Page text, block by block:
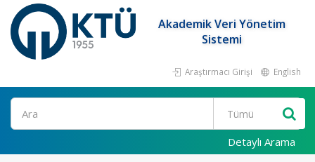
Akademik Veri Yönetim
Sistemi
Araştırmacı Girişi English
Ara
Detaylı Arama